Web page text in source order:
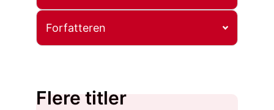
Forfatteren
Flere titler